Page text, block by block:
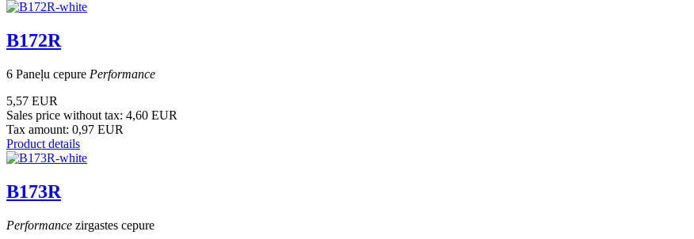
B172R
6 Paneļu cepure Performance
5,57 EUR
Sales price without tax: 4,60 EUR
Tax amount: 0,97 EUR
Product details
B173R
Performance zirgastes cepure